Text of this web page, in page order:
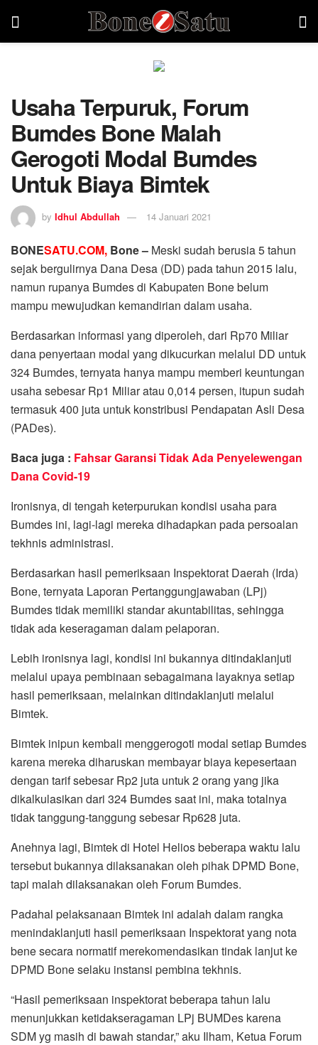
Usaha Terpuruk, Forum
Bumdes Bone Malah
Gerogoti Modal Bumdes
Untuk Biaya Bimtek
by Idhul Abdullah 14 Januari 2021
BONESATU.COM, Bone – Meski sudah berusia 5 tahun
sejak bergulirnya Dana Desa (DD) pada tahun 2015 lalu,
namun rupanya Bumdes di Kabupaten Bone belum
mampu mewujudkan kemandirian dalam usaha.
Berdasarkan informasi yang diperoleh, dari Rp70 Miliar
dana penyertaan modal yang dikucurkan melalui DD untuk
324 Bumdes, ternyata hanya mampu memberi keuntungan
usaha sebesar Rp1 Miliar atau 0,014 persen, itupun sudah
termasuk 400 juta untuk konstribusi Pendapatan Asli Desa
(PADes).
Baca juga : Fahsar Garansi Tidak Ada Penyelewengan
Dana Covid-19
Ironisnya, di tengah keterpurukan kondisi usaha para
Bumdes ini, lagi-lagi mereka dihadapkan pada persoalan
tekhnis administrasi.
Berdasarkan hasil pemeriksaan Inspektorat Daerah (Irda)
Bone, ternyata Laporan Pertanggungjawaban (LPj)
Bumdes tidak memiliki standar akuntabilitas, sehingga
tidak ada keseragaman dalam pelaporan.
Lebih ironisnya lagi, kondisi ini bukannya ditindaklanjuti
melalui upaya pembinaan sebagaimana layaknya setiap
hasil pemeriksaan, melainkan ditindaklanjuti melalui
Bimtek.
Bimtek inipun kembali menggerogoti modal setiap Bumdes
karena mereka diharuskan membayar biaya kepesertaan
dengan tarif sebesar Rp2 juta untuk 2 orang yang jika
dikalkulasikan dari 324 Bumdes saat ini, maka totalnya
tidak tanggung-tanggung sebesar Rp628 juta.
Anehnya lagi, Bimtek di Hotel Helios beberapa waktu lalu
tersebut bukannya dilaksanakan oleh pihak DPMD Bone,
tapi malah dilaksanakan oleh Forum Bumdes.
Padahal pelaksanaan Bimtek ini adalah dalam rangka
menindaklanjuti hasil pemeriksaan Inspektorat yang nota
bene secara normatif merekomendasikan tindak lanjut ke
DPMD Bone selaku instansi pembina tekhnis.
“Hasil pemeriksaan inspektorat beberapa tahun lalu
menunjukkan ketidakseragaman LPj BUMDes karena
SDM yg masih di bawah standar,” aku Ilham, Ketua Forum